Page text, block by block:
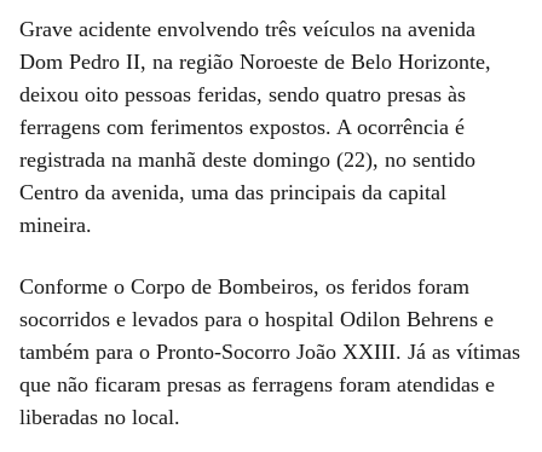
Grave acidente envolvendo três veículos na avenida
Dom Pedro II, na região Noroeste de Belo Horizonte,
deixou oito pessoas feridas, sendo quatro presas às
ferragens com ferimentos expostos. A ocorrência é
registrada na manhã deste domingo (22), no sentido
Centro da avenida, uma das principais da capital
mineira.
Conforme o Corpo de Bombeiros, os feridos foram
socorridos e levados para o hospital Odilon Behrens e
também para o Pronto-Socorro João XXIII. Já as vítimas
que não ficaram presas as ferragens foram atendidas e
liberadas no local.